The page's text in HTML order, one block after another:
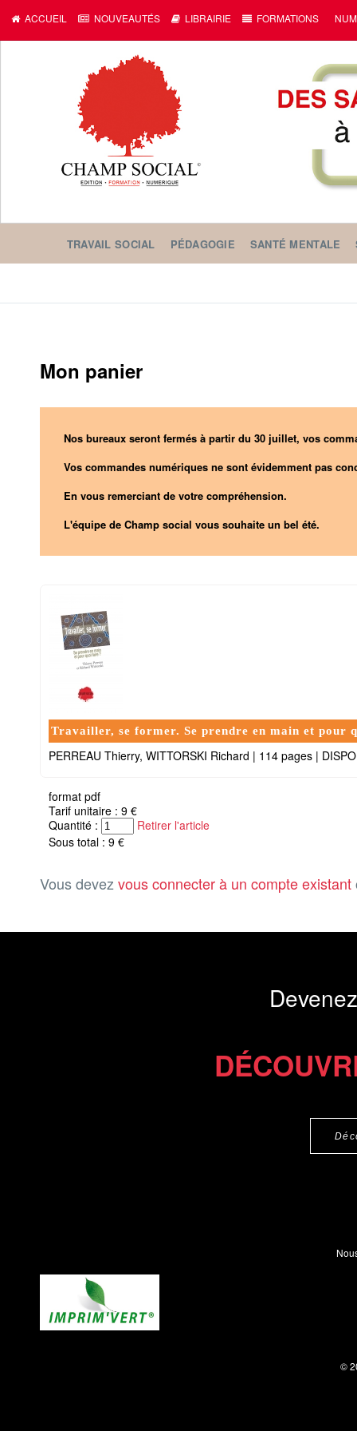
ACCUEIL NOUVEAUTÉS LIBRAIRIE FORMATIONS
TRAVAIL SOCIAL PÉDAGOGIE SANTÉ MENTALE
Mon panier
Nos bureaux seront fermés à partir du 30 juillet, vos
Vos commandes numériques ne sont évidemment pas
En vous remerciant de votre compréhension.
L'équipe de Champ social vous souhaite un bel été.
Travailler, se former. Se prendre en main et pour
PERREAU Thierry, WITTORSKI Richard | 114 pages |
format pdf
Tarif unitaire : 9 €
Quantité :
Retirer l'article
Sous total : 9 €
Vous devez vous connecter à un compte existant
©